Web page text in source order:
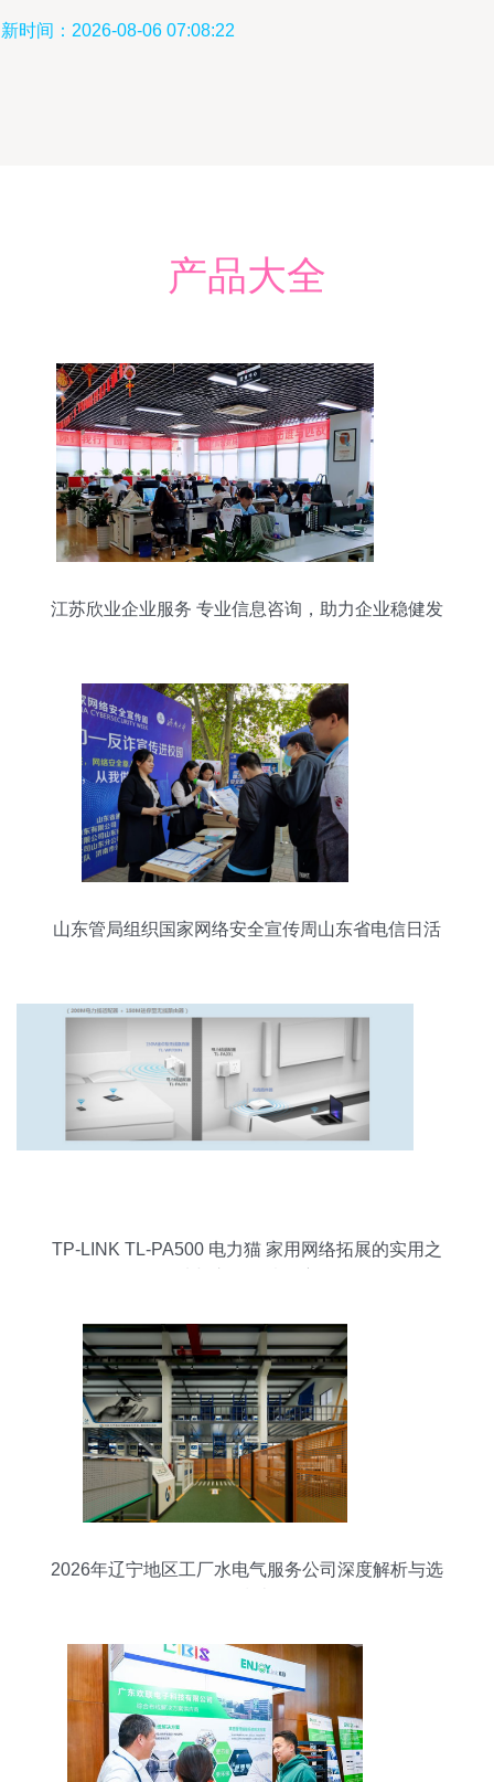
时间：2026-08-06 07:08:22
产品大全
江苏欣业企业服务 专业信息咨询，助力企业稳健发
山东管局组织国家网络安全宣传周山东省电信日活
TP-LINK TL-PA500 电力猫 家用网络拓展的实用之
2026年辽宁地区工厂水电气服务公司深度解析与选